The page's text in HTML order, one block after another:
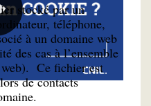
stocké par un
téléphone,
à un domaine web
des cas à l’ensemble
web). Ce fichier est
de contacts